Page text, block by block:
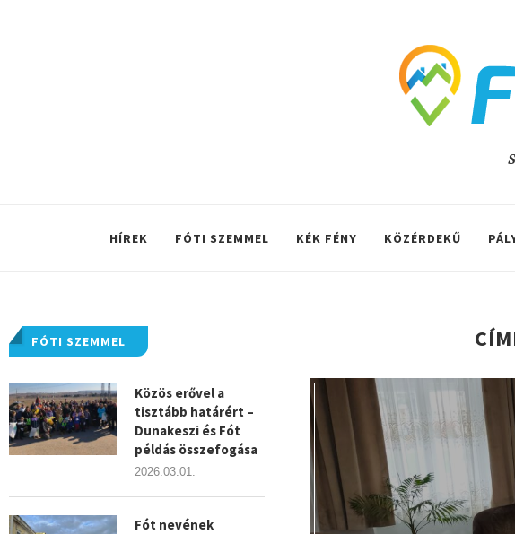
HÍREK FÓTI SZEMMEL KÉK FÉNY KÖZÉRDEKŰ
FÓTI SZEMMEL
Közös erővel a
tisztább határért –
Dunakeszi és Fót
példás összefogása
2026.03.01.
Fót nevének